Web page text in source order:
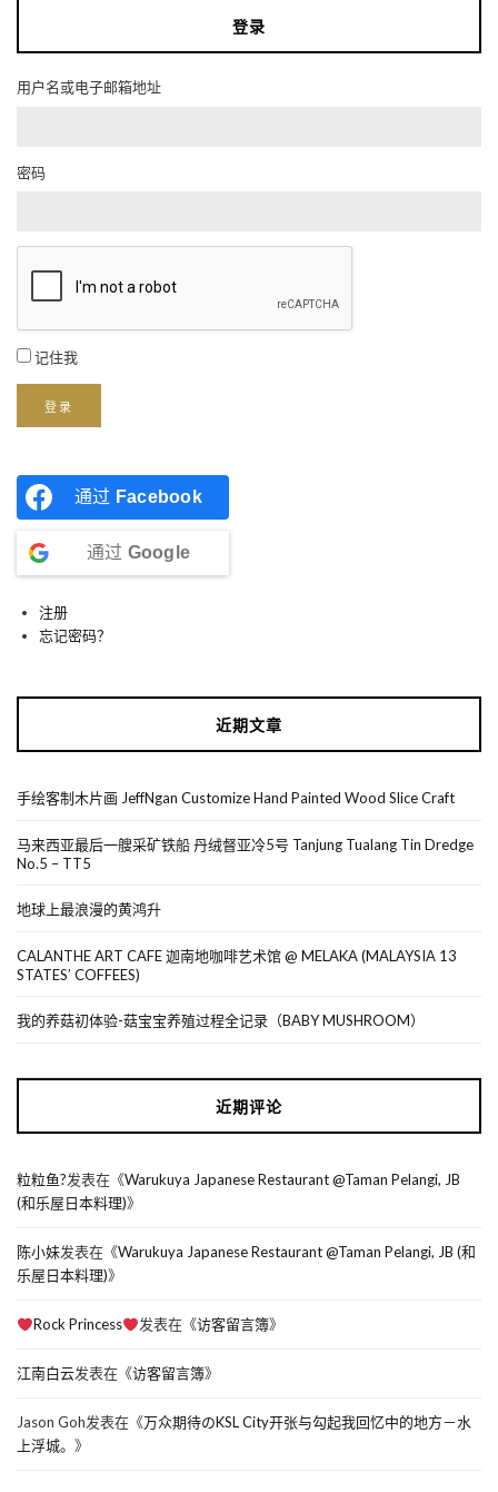
登录
用户名或电子邮箱地址
密码
记住我
登录
通过 Facebook
通过 Google
注册
忘记密码？
近期文章
手绘客制木片画 JeffNgan Customize Hand Painted Wood Slice Craft
马来西亚最后一艘采矿铁船 丹绒督亚冷5号 Tanjung Tualang Tin Dredge
No.5 – TT5
地球上最浪漫的黄鸿升
CALANTHE ART CAFE 迦南地咖啡艺术馆 @ MELAKA (MALAYSIA 13
STATES’ COFFEES)
我的养菇初体验-菇宝宝养殖过程全记录（BABY MUSHROOM）
近期评论
粒粒鱼?发表在《Warukuya Japanese Restaurant @Taman Pelangi, JB
(和乐屋日本料理)》
陈小妹发表在《Warukuya Japanese Restaurant @Taman Pelangi, JB (和
乐屋日本料理)》
Rock Princess 发表在《访客留言簿》
江南白云发表在《访客留言簿》
Jason Goh发表在《万众期待のKSL City开张与勾起我回忆中的地方－水
上浮城。 》